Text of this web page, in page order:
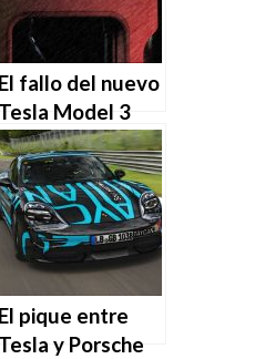
El fallo del nuevo
Tesla Model 3
se ha vuelto
El pique entre
Tesla y Porsche